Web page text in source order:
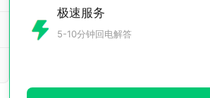
极速服务
5-10分钟回电解答